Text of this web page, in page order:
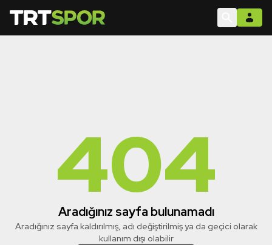
404
Aradığınız sayfa bulunamadı
Aradığınız sayfa kaldırılmış, adı değiştirilmiş ya da geçici olarak
kullanım dışı olabilir